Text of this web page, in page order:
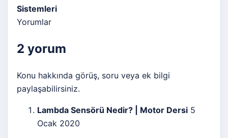
Sistemleri
Yorumlar
2 yorum
Konu hakkında görüş, soru veya ek bilgi
paylaşabilirsiniz.
Lambda Sensörü Nedir? | Motor Dersi 5
Ocak 2020